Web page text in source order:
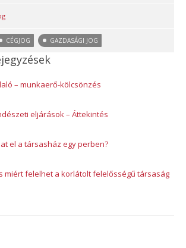
CÉGJOG GAZDASÁGI JOG
– munkaerő-kölcsönzés
eljárások – Áttekintés
el a társasház egy perben?
miért felelhet a korlátolt felelősségű társaság